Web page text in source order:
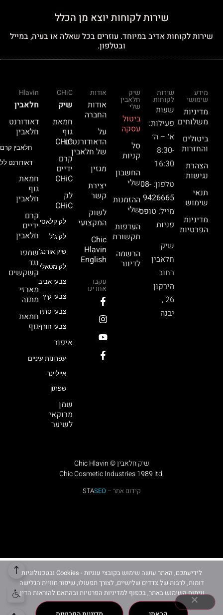
שירות לקוחות יוצא מן הכלל
שירות לקוחות אדיב במיוחד. עוזרים בכל שאלה או בעיה, במייל
ובטלפון.
מידע
שימושי
מדיניות
משלוחים
ביטולים
והחזרות
הצהרת
נגישות
תנאי
שימוש
מדיניות
הפרטיות
שירות
לקוחות
שעות
פעילות:
א׳ – ה׳
8:30-
16:30
טלפון: 08-
9426665
מייל: טופס
פניות
שיק
חלאבין
רחוב
הירקון
26 ,
יבנה
שיק
חלאבין
שלי
ביטול
עסקה
סל
קניות
החשבון
שלי
ההזמנות
שלי
העדפות
תקשורת
הרשמה
לדיוור
אודות
אודות
החברה
על
הדאודורנטים
של חלאבין
מגזין
יצירת
קשר
לשוק
המקצועי
Chic
Hlavin
English
עקבו
אחרינו
CHiC
שיק
חמאת
גוף
CHiC
קרם
ידיים
CHiC
לק
CHiC
לק קלאסי
לק ג’ל
שיק אורנג’
לק מטאלי
צבעי אביב
צבעי קיץ
צבעי סתיו
צבעי חורף
איפור
עפרונות עיניים
אייליינר
שפתון
שמן
מרוקאי
לשיער
Hlavin
חלאבין
דאודורנט
חלאבין
חלאבין
דאודורנט
חמאת
גוף
חלאבין
קרם
ידיים
חלאבין
שמפו
נגד
קשקשים
מארזי
מתנה
חמאת
גוף
Chic Hlavin © שיק חלאבין
Chic Cosmetic Industries 1989 ltd.
קידום אתר – STASEO
לידיעתכם, האתר עושה שימוש בקובצי עוגיות - Cookies ובטכנולוגיות
דומות, לרבות של צדדים שלישיים, לצורך תפעולו, שיפור חוויית הגלישה
וניתוח השימוש באתר, בכפוף למדיניות הפרטיות ובהתאם להוראות הדין.